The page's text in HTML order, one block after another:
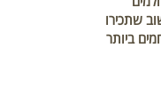
שתכירו
ביותר